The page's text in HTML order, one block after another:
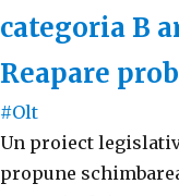
categoria B
Reapare
#Olt
Un proiect
propune